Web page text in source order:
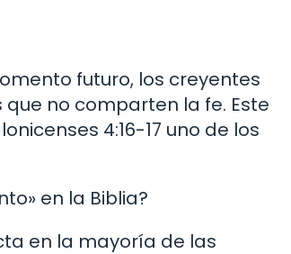
futuro, los creyentes
no comparten la fe. Este
4:16-17 uno de los
en la Biblia?
en la mayoría de las